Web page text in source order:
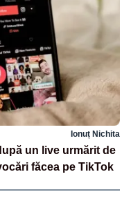
Ionuț Nichita
un live urmărit de
făcea pe TikTok